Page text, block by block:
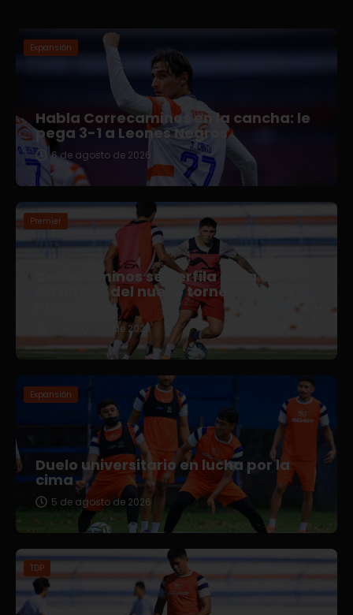
Expansión
Habla Correcaminos en la cancha: le
pega 3-1 a Leones Negros
6 de agosto de 2026
Premier
Correcaminos se perfila para el
arranque del nuevo torneo en Liga
5 de agosto de 2026
Expansión
Duelo universitario en lucha por la
cima
5 de agosto de 2026
TDP